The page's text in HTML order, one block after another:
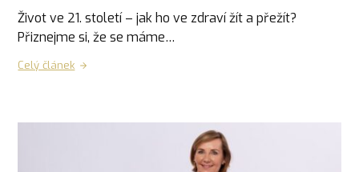
Život ve 21. století – jak ho ve zdraví žít a přežít?
Přiznejme si, že se máme…
Celý článek